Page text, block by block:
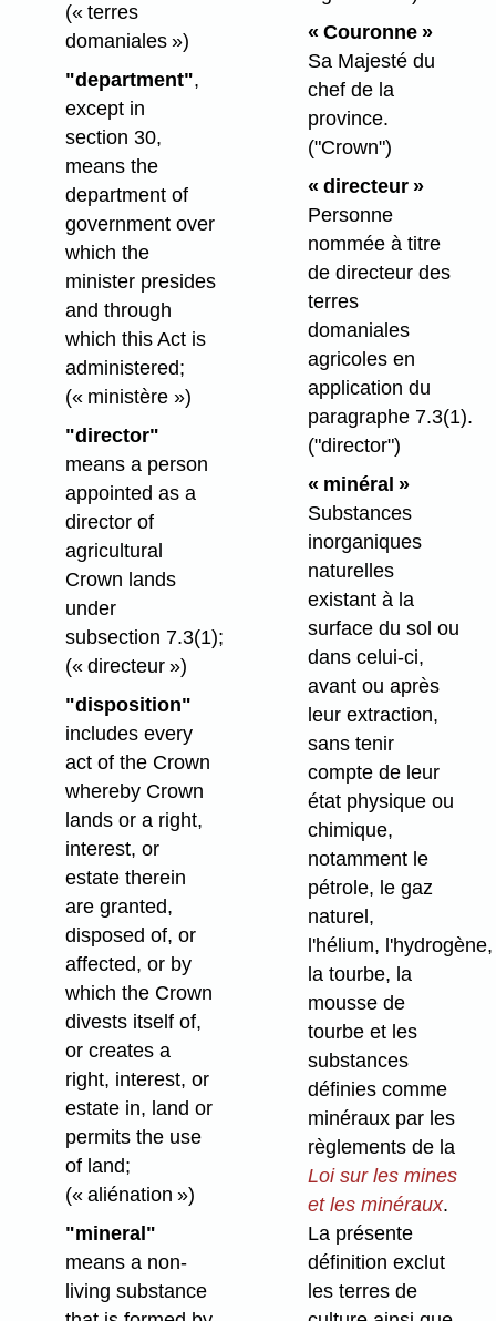
(« terres
domaniales »)
"department",
except in
section 30,
means the
department of
government over
which the
minister presides
and through
which this Act is
administered;
(« ministère »)
"director"
means a person
appointed as a
director of
agricultural
Crown lands
under
subsection 7.3(1);
(« directeur »)
"disposition"
includes every
act of the Crown
whereby Crown
lands or a right,
interest, or
estate therein
are granted,
disposed of, or
affected, or by
which the Crown
divests itself of,
or creates a
right, interest, or
estate in, land or
permits the use
of land;
(« aliénation »)
"mineral"
means a non-
living substance
« Couronne »
Sa Majesté du
chef de la
province.
("Crown")
« directeur »
Personne
nommée à titre
de directeur des
terres
domaniales
agricoles en
application du
paragraphe 7.3(1).
("director")
« minéral »
Substances
inorganiques
naturelles
existant à la
surface du sol ou
dans celui-ci,
avant ou après
leur extraction,
sans tenir
compte de leur
état physique ou
chimique,
notamment le
pétrole, le gaz
naturel,
l'hélium, l'hydrogène,
la tourbe, la
mousse de
tourbe et les
substances
définies comme
minéraux par les
règlements de la
Loi sur les mines
et les minéraux.
La présente
définition exclut
les terres de